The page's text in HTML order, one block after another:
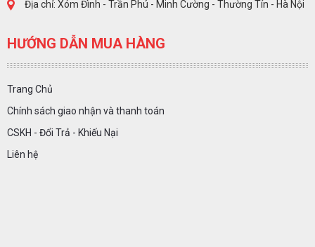
Địa chỉ: Xóm Đình - Trần Phú - Minh Cường - Thường Tín - Hà Nội
HƯỚNG DẪN MUA HÀNG
Trang Chủ
Chính sách giao nhận và thanh toán
CSKH - Đổi Trả - Khiếu Nại
Liên hệ